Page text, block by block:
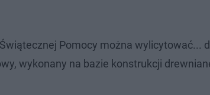
Pomocy można wylicytować...
wykonany na bazie konstrukcji